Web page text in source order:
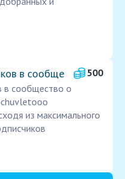
в сообще
500
в сообщество о
из максимального